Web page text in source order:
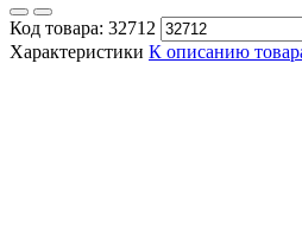
Код товара: 32712
Характеристики К описанию